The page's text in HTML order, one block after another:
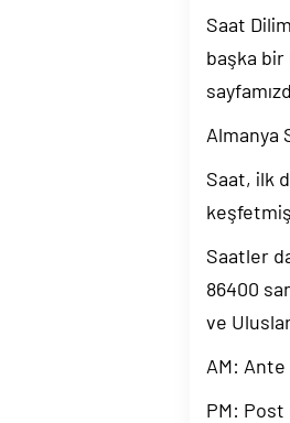
Saat
başka
Almanya
Saat, ilk
Saatler
86400
ve
AM:
PM: